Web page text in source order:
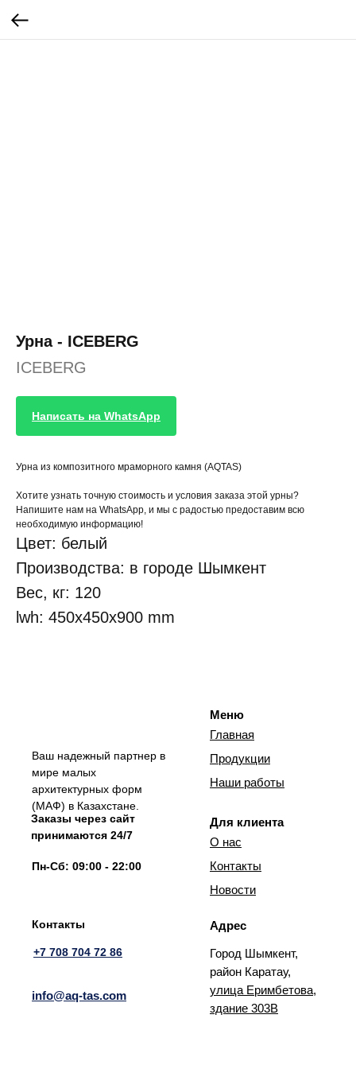
Урна - ICEBERG
ICEBERG
Написать на WhatsApp
Урна из композитного мраморного камня (AQTAS)
Хотите узнать точную стоимость и условия заказа этой урны?
Напишите нам на WhatsApp, и мы с радостью предоставим всю
необходимую информацию!
Цвет: белый
Производства: в городе Шымкент
Вес, кг: 120
lwh: 450x450x900 mm
Меню
Ваш надежный партнер в
мире малых
архитектурных форм
(МАФ) в Казахстане.
Главная
Продукции
Наши работы
Для клиента
О нас
Контакты
Новости
Контакты
+7 708 704 72 86
Заказы через сайт
принимаются 24/7
Пн-Сб: 09:00 - 22:00
info@aq-tas.com
Адрес
Город Шымкент,
район Каратау,
улица Еримбетова,
здание 303В